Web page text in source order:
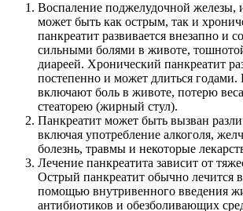
Воспаление поджелудочной железы,
может быть как острым, так и
панкреатит развивается внезапно и
сильными болями в животе,
диареей. Хронический панкреатит
постепенно и может длиться
включают боль в животе, потерю
стеаторею (жирный стул).
Панкреатит может быть вызван
включая употребление алкоголя,
болезнь, травмы и некоторые
Лечение панкреатита зависит от
Острый панкреатит обычно лечится
помощью внутривенного введения
антибиотиков и обезболивающих